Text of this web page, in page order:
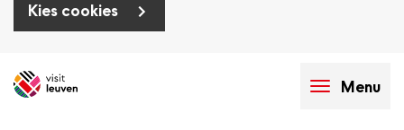
Kies cookies
en
Menu